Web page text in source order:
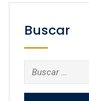
Buscar
Buscar: